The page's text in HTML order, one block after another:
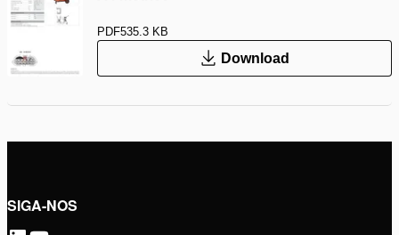
PDF535.3 KB
Download
SIGA-NOS